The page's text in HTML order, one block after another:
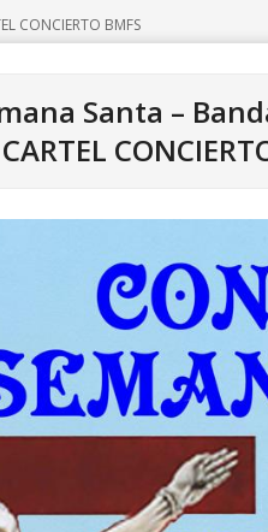
CONCIERTO BMFS
Santa –
CARTEL